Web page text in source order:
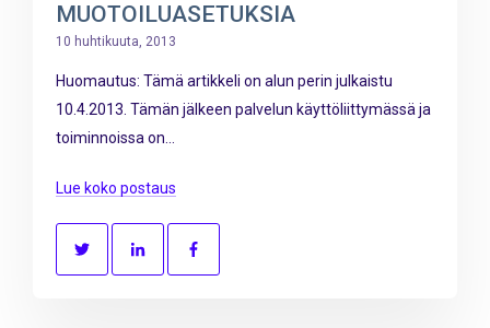
MUOTOILUASETUKSIA
10 huhtikuuta, 2013
Huomautus: Tämä artikkeli on alun perin julkaistu
10.4.2013. Tämän jälkeen palvelun käyttöliittymässä ja
toiminnoissa on...
Lue koko postaus